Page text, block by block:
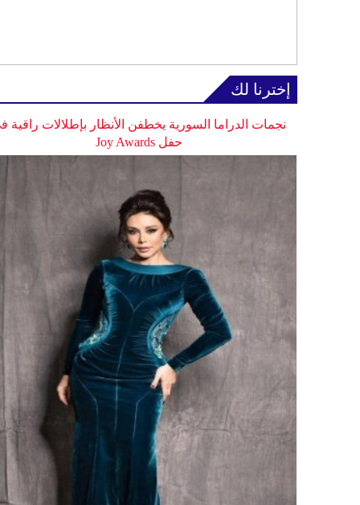
إخترنا لك
نجمات الدراما السورية يخطفن الأنظار بإطلالات راقية
حفل Joy Awards